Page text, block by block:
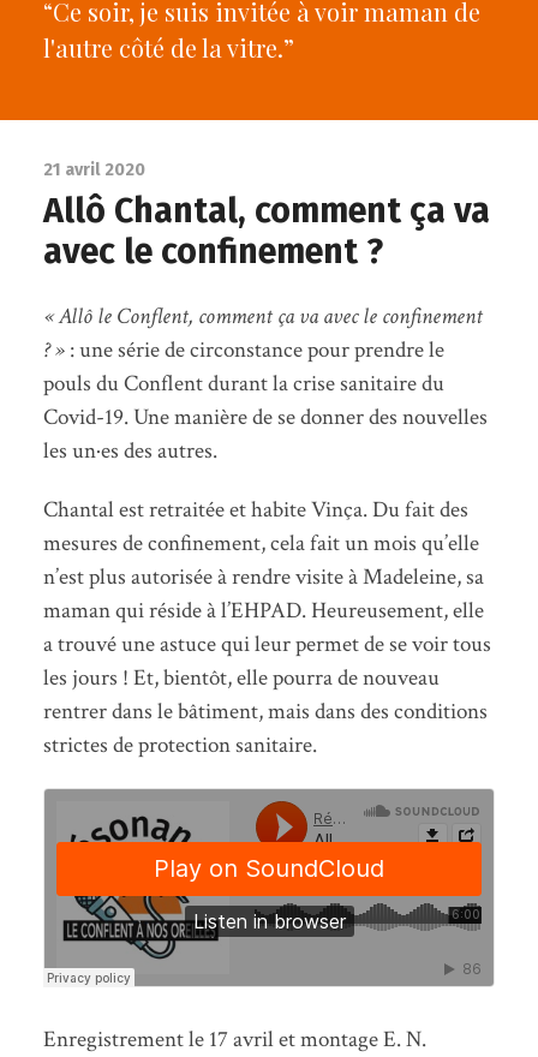
“Ce soir, je suis invitée à voir maman de
l'autre côté de la vitre.”
21 avril 2020
Allô Chantal, comment ça va
avec le confinement ?
« Allô le Conflent, comment ça va avec le confinement
? »: une série de circonstance pour prendre le
pouls du Conflent durant la crise sanitaire du
Covid-19. Une manière de se donner des nouvelles
les un·es des autres.
Chantal est retraitée et habite Vinça. Du fait des
mesures de confinement, cela fait un mois qu’elle
n’est plus autorisée à rendre visite à Madeleine, sa
maman qui réside à l’EHPAD. Heureusement, elle
a trouvé une astuce qui leur permet de se voir tous
les jours ! Et, bientôt, elle pourra de nouveau
rentrer dans le bâtiment, mais dans des conditions
strictes de protection sanitaire.
Enregistrement le 17 avril et montage E. N.